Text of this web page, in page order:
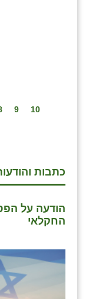
9 10
כתבות
הודעה על
החקלאי